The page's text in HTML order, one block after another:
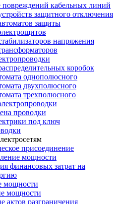
повреждений кабельных линий
защитного отключения
защиты
напряжения
коробок
однополюсного
двухполюсного
трехполюсного
проводки
под ключ
присоединение
мощности
финансовых затрат на
мощности
мощности
актов разграничения